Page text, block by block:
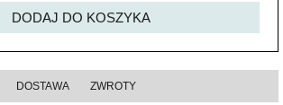
DODAJ DO KOSZYKA
DOSTAWA ZWROTY